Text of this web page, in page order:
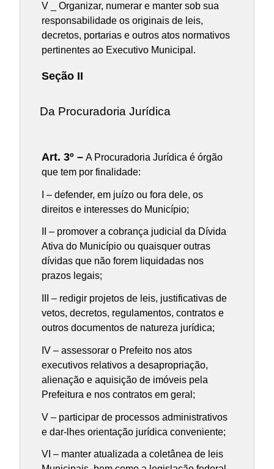
V _ Organizar, numerar e manter sob sua
responsabilidade os originais de leis,
decretos, portarias e outros atos normativos
pertinentes ao Executivo Municipal.
Seção II
Da Procuradoria Jurídica
Art. 3º – A Procuradoria Jurídica é órgão
que tem por finalidade:
I – defender, em juízo ou fora dele, os
direitos e interesses do Município;
II – promover a cobrança judicial da Dívida
Ativa do Município ou quaisquer outras
dívidas que não forem liquidadas nos
prazos legais;
III – redigir projetos de leis, justificativas de
vetos, decretos, regulamentos, contratos e
outros documentos de natureza jurídica;
IV – assessorar o Prefeito nos atos
executivos relativos a desapropriação,
alienação e aquisição de imóveis pela
Prefeitura e nos contratos em geral;
V – participar de processos administrativos
e dar-lhes orientação jurídica conveniente;
VI – manter atualizada a coletânea de leis